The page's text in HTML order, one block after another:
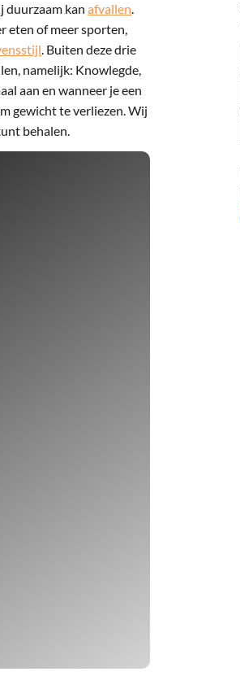
duurzaam kanafvallen.
eten of meer sporten,
. Buiten deze drie
namelijk: Knowlegde,
aan en wanneer je een
gewicht te verliezen. Wij
behalen.